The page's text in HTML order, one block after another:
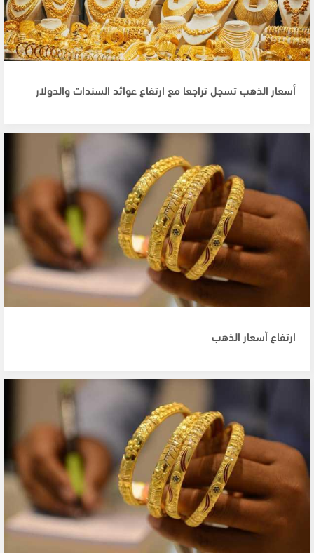
أسعار الذهب تسجل تراجعا مع ارتفاع عوائد السندات والدولار
ارتفاع أسعار الذهب